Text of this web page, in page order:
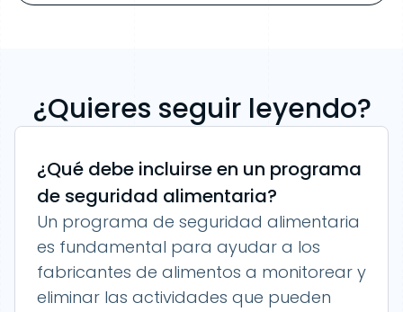
¿Quieres seguir leyendo?
¿Qué debe incluirse en un programa
de seguridad alimentaria?
Un programa de seguridad alimentaria
es fundamental para ayudar a los
fabricantes de alimentos a monitorear y
eliminar las actividades que pueden